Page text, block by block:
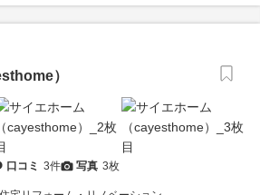
）
口コミ 3件 写真 3枚